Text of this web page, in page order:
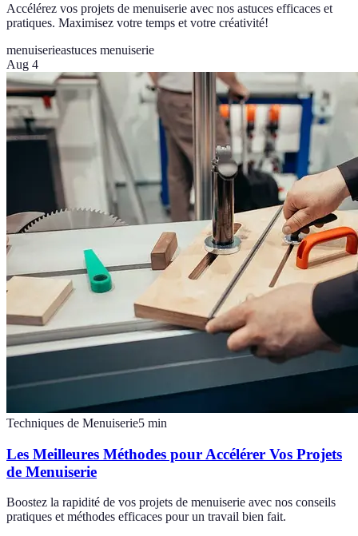
Accélérez vos projets de menuiserie avec nos astuces efficaces et
pratiques. Maximisez votre temps et votre créativité!
menuiserieastuces menuiserie
Aug 4
Techniques de Menuiserie5 min
Les Meilleures Méthodes pour Accélérer Vos Projets
de Menuiserie
Boostez la rapidité de vos projets de menuiserie avec nos conseils
pratiques et méthodes efficaces pour un travail bien fait.